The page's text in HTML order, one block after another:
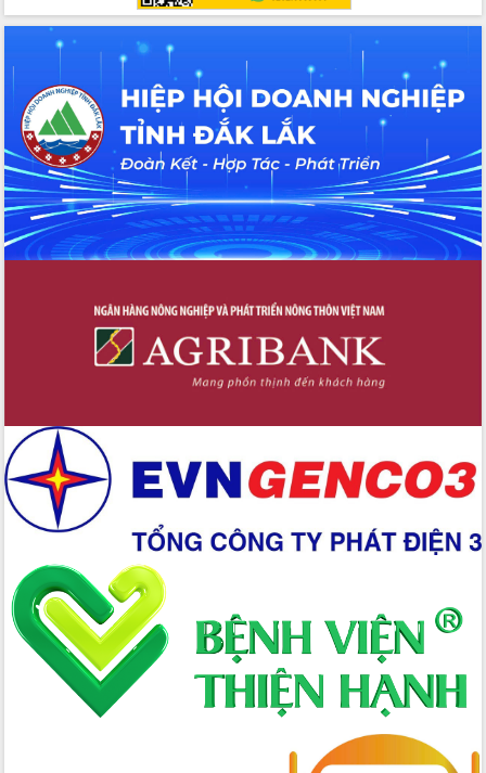
Chương trình “Gặp gỡ hữu nghị –
Friendship Meeting New Year 2026”
Bầu cử Quốc hội và HĐND: Cử tri Đắk
Lắk gửi gắm niềm tin, kỳ vọng vào lá
phiếu
Đắk Lắk sẵn sàng các điều kiện cho
Ngày hội bầu cử đại biểu Quốc hội
khóa XVI và HĐND các cấp nhiệm kỳ
2026-2031
Đảm bảo cuộc bầu cử đại biểu Quốc
hội và đại biểu HĐND các cấp diễn ra
an toàn, hiệu quả, đúng quy định
kiểm tra, chỉ đạo hoàn thành các dự
án cao tốc và thăm khu tái định cư tại
Sôi nổi Hội đua ngựa truyền thống Gò
Lãnh đạo tỉnh dâng hương tưởng niệm
tại Đập Đồng Cam đầu Xuân Bính Ngọ
Ngành nông nghiệp phấn đấu tăng
trưởng đạt 5,86% trong năm 2026
UBND tỉnh Đắk Lắk triển khai công tác
quốc phòng, quân sự địa phương năm
2026
Đắk Lắk tập trung toàn lực khắc phục
tồn tại IUU, sẵn sàng làm việc với
Đoàn thanh tra EC
Chủ tịch UBND tỉnh Tạ Anh Tuấn thăm,
chúc mừng các bệnh viện nhân Ngày
Thầy thuốc Việt Nam